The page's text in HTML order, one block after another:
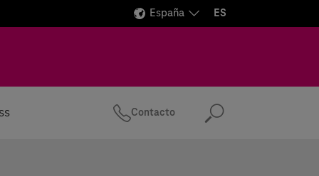
España ES
Contacto Buscar